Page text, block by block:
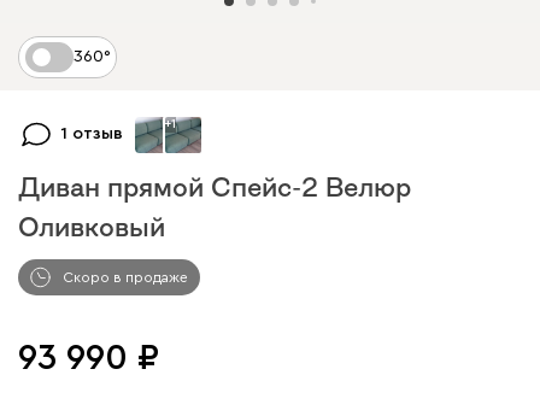
360°
1 отзыв
+1
Диван прямой Спейс-2 Велюр
Оливковый
Скоро в продаже
93 990